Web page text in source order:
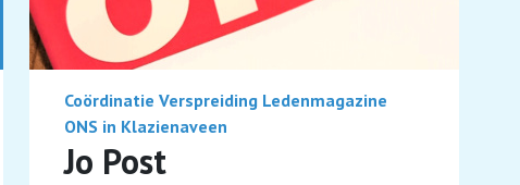
Coördinatie Verspreiding Ledenmagazine
ONS in Klazienaveen
Jo Post